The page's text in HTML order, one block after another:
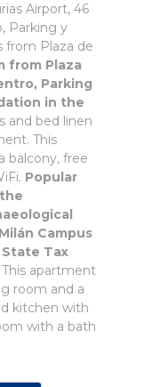
Airport, 46
Parking y
from Plaza de
from Plaza
Parking
in the
and bed linen
This
balcony, free
Popular
Campus
Tax
This apartment
room and a
kitchen with
with a bath